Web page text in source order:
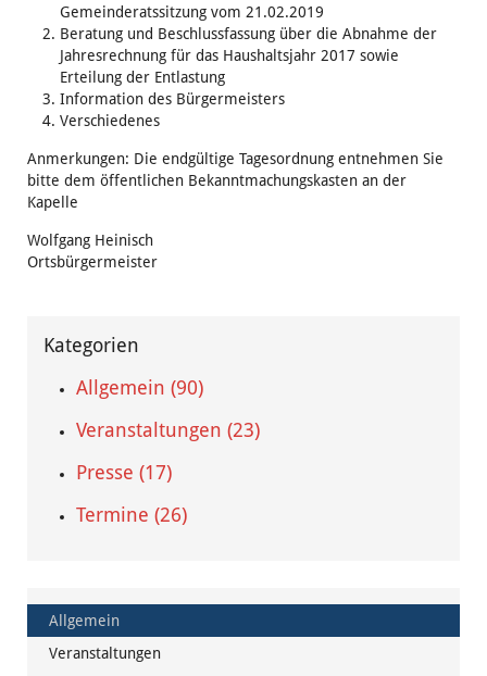
Gemeinderatssitzung vom 21.02.2019
Beratung und Beschlussfassung über die Abnahme der
Jahresrechnung für das Haushaltsjahr 2017 sowie
Erteilung der Entlastung
Information des Bürgermeisters
Verschiedenes
Anmerkungen: Die endgültige Tagesordnung entnehmen Sie
bitte dem öffentlichen Bekanntmachungskasten an der
Kapelle
Wolfgang Heinisch
Ortsbürgermeister
Kategorien
Allgemein (90)
Veranstaltungen (23)
Presse (17)
Termine (26)
Allgemein
Veranstaltungen